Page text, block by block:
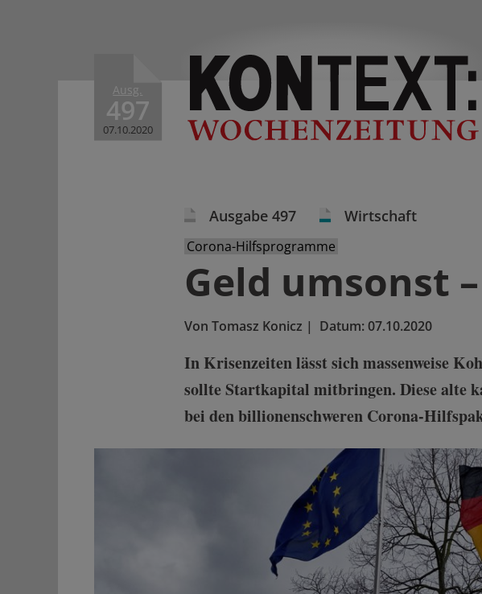
Ausg.
497
07.10.2020
Ausgabe 497 Wirtschaft
Corona-Hilfsprogramme
Geld umsonst
Von Tomasz Konicz | Datum:07.10.2020
In Krisenzeiten lässt sich massenweise
sollte Startkapital mitbringen. Diese alte
bei den billionenschweren Corona-